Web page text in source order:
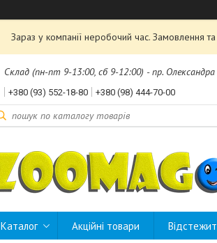
Зараз у компанії неробочий час. Замовлення
Склад (пн-пт 9-13:00, сб 9-12:00) - пр.
+380 (93) 552-18-80 +380 (98) 444-70-00
Каталог Акційні товари